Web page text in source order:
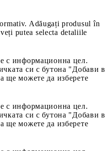
Adăugați produsul în
putea selecta detaliile
с информационна цел.
си с бутона "Добави в
ще можете да изберете
с информационна цел.
си с бутона "Добави в
ще можете да изберете